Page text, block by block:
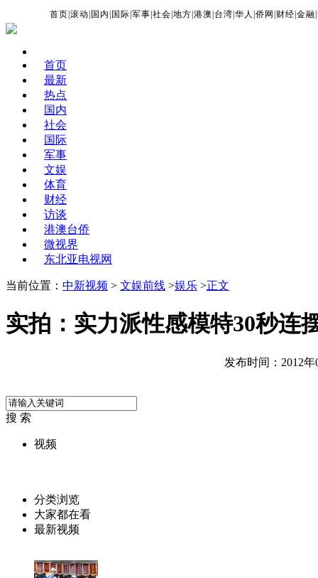
首页 |滚动 国内 国际 |军事 |社会 |地方 |港澳 台湾 |华人 |侨网 财经 |金融 |
首页
最新
热点
国内
社会
国际
军事
文娱
体育
财经
访谈
港澳台侨
微视界
东北亚电视网
当前位置： 中新视频 > 文娱前线 >娱乐 >正文
实拍：实力派性感模特30秒连
发布时间：2012年
搜 索
视频
分类浏览
大家都在看
最新视频